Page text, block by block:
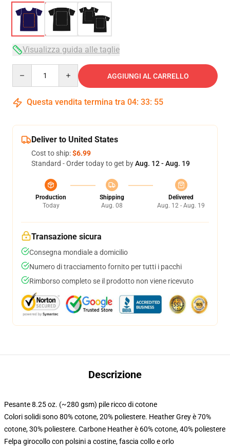
Visualizza guida alle taglie
AGGIUNGI AL CARRELLO
Questa vendita termina tra 04: 33: 54
Deliver to United States
Cost to ship:$6.99
Standard - Order today to get byAug. 12 - Aug. 19
Production
Today
Shipping
Aug. 08
Delivered
Aug. 12 - Aug. 19
Transazione sicura
Consegna mondiale a domicilio
Numero di tracciamento fornito per tutti i pacchi
Rimborso completo se il prodotto non viene ricevuto
Descrizione
Pesante 8.25 oz. (~280 gsm) pile ricco di cotone
Colori solidi sono 80% cotone, 20% poliestere. Heather Grey è 70%
cotone, 30% poliestere. Carbone Heather è 60% cotone, 40% poliestere
Felpa girocollo con polsini a costine, fascia collo e orlo